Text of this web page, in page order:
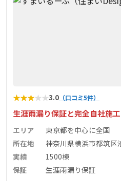
★★★★★3.0 （口コミ5件）
生涯雨漏り保証と完全自社施工
エリア
東京都を中心に全国
所在地
神奈川県横浜市都筑区
実績
1500棟
保証
生涯雨漏り保証